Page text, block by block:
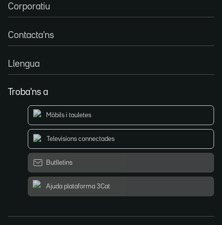
Corporatiu
Contacta'ns
Llengua
Troba'ns a
Mòbils i tauletes
Televisions connectades
Butlletins
Ajuda plataforma 3Cat